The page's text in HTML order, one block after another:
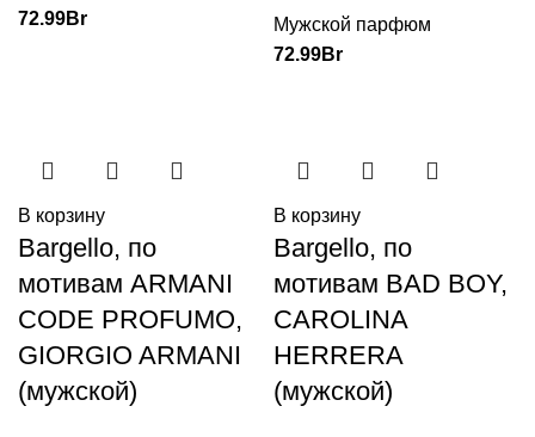
72.99Br
Мужской парфюм
72.99Br
В корзину
Bargello, по
мотивам ARMANI
CODE PROFUMO,
GIORGIO ARMANI
(мужской)
В корзину
Bargello, по
мотивам BAD BOY,
CAROLINA
HERRERA
(мужской)